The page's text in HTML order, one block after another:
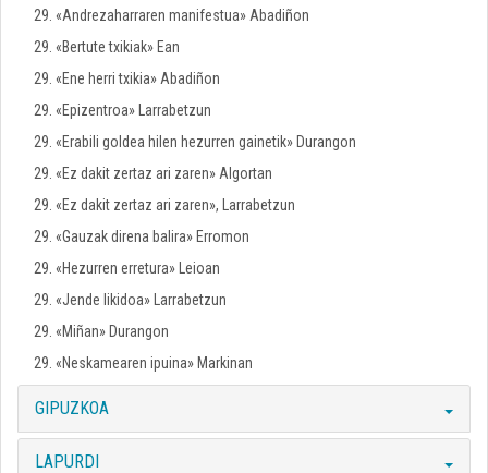
29. «Andrezaharraren manifestua» Abadiñon
29. «Bertute txikiak» Ean
29. «Ene herri txikia» Abadiñon
29. «Epizentroa» Larrabetzun
29. «Erabili goldea hilen hezurren gainetik» Durangon
29. «Ez dakit zertaz ari zaren» Algortan
29. «Ez dakit zertaz ari zaren», Larrabetzun
29. «Gauzak direna balira» Erromon
29. «Hezurren erretura» Leioan
29. «Jende likidoa» Larrabetzun
29. «Miñan» Durangon
29. «Neskamearen ipuina» Markinan
GIPUZKOA
LAPURDI